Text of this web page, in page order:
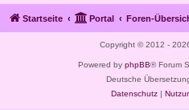
Startseite Portal Foren-
Copyright © 2012 -
Powered by phpBB® Forum
Deutsche
Datenschutz|